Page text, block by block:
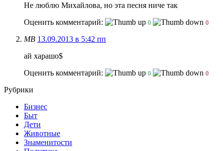
Не люблю Михайлова, но эта песня ниче так
Оценить комментарий:
0 0
МВ 13.09.2013 в 5:42 пп
ай харашо$
Оценить комментарий:
0 0
Рубрики
Бизнес
Быт
Дети
Животные
Знаменитости